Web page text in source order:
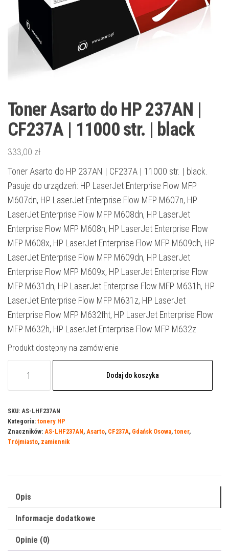
Toner Asarto do HP 237AN |
CF237A | 11000 str. | black
333,00 zł
Toner Asarto do HP 237AN | CF237A | 11000 str. | black.
Pasuje do urządzeń: HP LaserJet Enterprise Flow MFP
M607dn, HP LaserJet Enterprise Flow MFP M607n, HP
LaserJet Enterprise Flow MFP M608dn, HP LaserJet
Enterprise Flow MFP M608n, HP LaserJet Enterprise Flow
MFP M608x, HP LaserJet Enterprise Flow MFP M609dh, HP
LaserJet Enterprise Flow MFP M609dn, HP LaserJet
Enterprise Flow MFP M609x, HP LaserJet Enterprise Flow
MFP M631dn, HP LaserJet Enterprise Flow MFP M631h, HP
LaserJet Enterprise Flow MFP M631z, HP LaserJet
Enterprise Flow MFP M632fht, HP LaserJet Enterprise Flow
MFP M632h, HP LaserJet Enterprise Flow MFP M632z
Produkt dostępny na zamówienie
do
HP
237AN
11000
black
Dodaj do koszyka
SKU: AS-LHF237AN
Kategoria: tonery HP
Znaczników: AS-LHF237AN, Asarto, CF237A, Gdańsk Osowa, toner,
Trójmiasto, zamiennik
Opis
Informacje dodatkowe
Opinie (0)